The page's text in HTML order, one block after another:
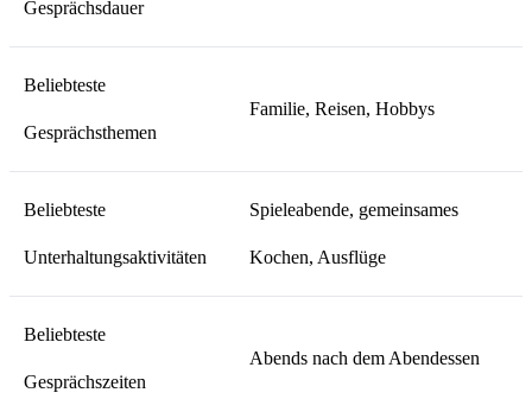
Gesprächsdauer
Beliebteste
Gesprächsthemen
Familie, Reisen, Hobbys
Beliebteste
Unterhaltungsaktivitäten
Spieleabende, gemeinsames
Kochen, Ausflüge
Beliebteste
Gesprächszeiten
Abends nach dem Abendessen